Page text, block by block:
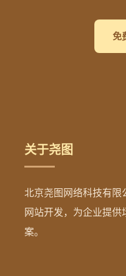
免
关于尧图
北京尧图网络科技有
网站开发，为企业提
案。